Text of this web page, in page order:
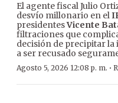
El agente fiscal Julio
desvío millonario en el
presidentesVicente
filtraciones que
decisión de precipitar la
a ser recusado
Agosto 5, 2026 12:08 p. m. ·